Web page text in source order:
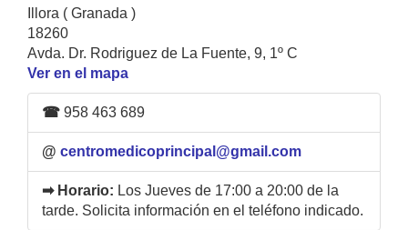
Illora ( Granada )
18260
Avda. Dr. Rodriguez de La Fuente, 9, 1º C
Ver en el mapa
☎ 958 463 689
@ centromedicoprincipal@gmail.com
➡ Horario: Los Jueves de 17:00 a 20:00 de la
tarde. Solicita información en el teléfono indicado.